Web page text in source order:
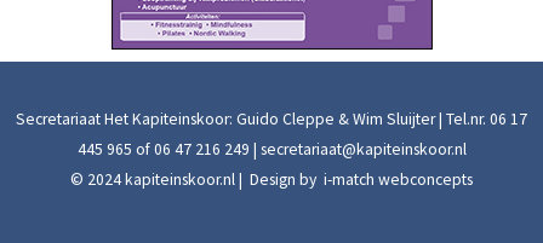
Secretariaat Het Kapiteinskoor: Guido Cleppe & Wim Sluijter | Tel.nr. 06 17
445 965 of06 47 216 249 | secretariaat@kapiteinskoor.nl
© 2024 kapiteinskoor.nl | Design by i-match webconcepts